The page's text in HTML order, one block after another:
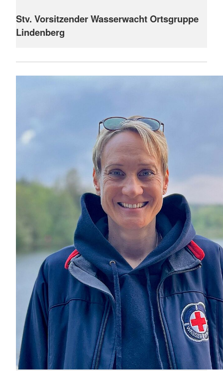
Stv. Vorsitzender Wasserwacht Ortsgruppe
Lindenberg